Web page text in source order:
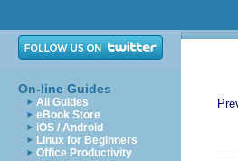
On-line Guides
All Guides
eBook Store
iOS / Android
Linux for Beginners
Office Productivity